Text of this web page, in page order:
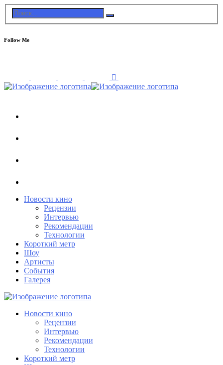
Follow Me
Новости кино
Рецензии
Интервью
Рекомендации
Технологии
Короткий метр
Шоу
Артисты
События
Галерея
Новости кино
Рецензии
Интервью
Рекомендации
Технологии
Короткий метр